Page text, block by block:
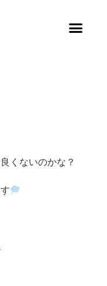
くないのかな？